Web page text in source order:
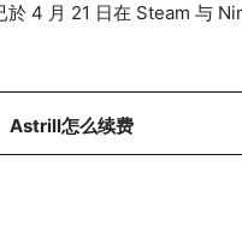
於 4 月 21 日在 Steam 与
Astrill怎么续费